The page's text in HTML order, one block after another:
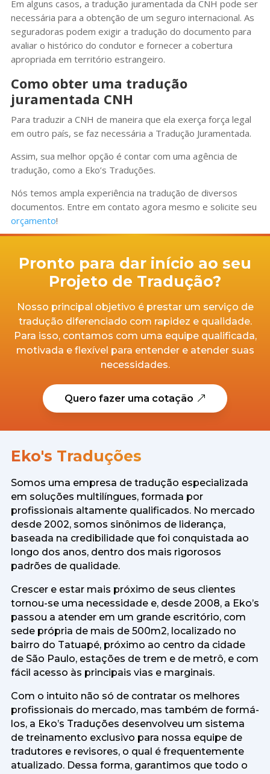
Em alguns casos, a tradução juramentada da CNH pode ser
necessária para a obtenção de um seguro internacional. As
seguradoras podem exigir a tradução do documento para
avaliar o histórico do condutor e fornecer a cobertura
apropriada em território estrangeiro.
Como obter uma tradução
juramentada CNH
Para traduzir a CNH de maneira que ela exerça força legal
em outro país, se faz necessária a Tradução Juramentada.
Assim, sua melhor opção é contar com uma agência de
tradução, como a Eko’s Traduções.
Nós temos ampla experiência na tradução de diversos
documentos. Entre em contato agora mesmo e solicite seu
orçamento!
Pronto para dar início ao seu
Projeto de Tradução?
Nosso principal objetivo é prestar um serviço de
tradução diferenciado com rapidez e qualidade.
Para isso, contamos com uma equipe qualificada,
motivada e flexível para entender e atender suas
necessidades.
Quero fazer uma cotação
Eko's Traduções
Somos uma empresa de tradução especializada
em soluções multilíngues, formada por
profissionais altamente qualificados. No mercado
desde 2002, somos sinônimos de liderança,
baseada na credibilidade que foi conquistada ao
longo dos anos, dentro dos mais rigorosos
padrões de qualidade.
Crescer e estar mais próximo de seus clientes
tornou-se uma necessidade e, desde 2008, a Eko’s
passou a atender em um grande escritório, com
sede própria de mais de 500m2, localizado no
bairro do Tatuapé, próximo ao centro da cidade
de São Paulo, estações de trem e de metrô, e com
fácil acesso às principais vias e marginais.
Com o intuito não só de contratar os melhores
profissionais do mercado, mas também de formá-
los, a Eko’s Traduções desenvolveu um sistema
de treinamento exclusivo para nossa equipe de
tradutores e revisores, o qual é frequentemente
atualizado. Dessa forma, garantimos que todo o